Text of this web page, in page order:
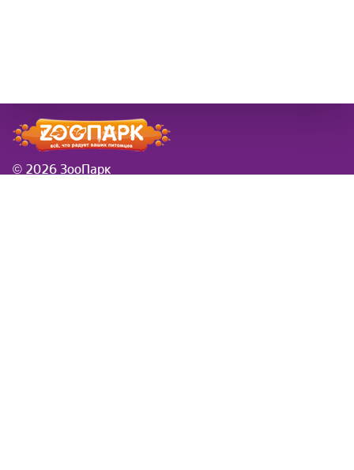
© 2026 ЗооПарк